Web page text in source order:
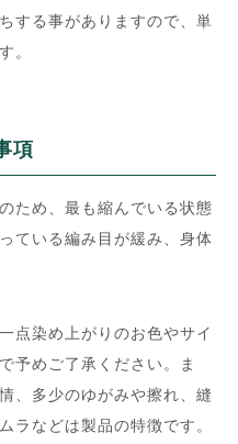
する事がありますので、単
。
項
ため、最も縮んでいる状態
ている編み目が緩み、身体
点染め上がりのお色やサイ
予めご了承ください。ま
、多少のゆがみや擦れ、縫
ラなどは製品の特徴です。